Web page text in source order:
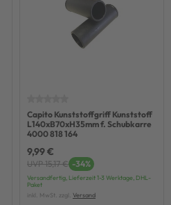
Capito Kunststoffgriff Kunststoff
L140xB70xH35mm f. Schubkarre
4000 818 164
9,99 €
UVP 15,17 € -34%
Versandfertig, Lieferzeit 1-3 Werktage, DHL-
Paket
inkl. MwSt. zzgl. Versand